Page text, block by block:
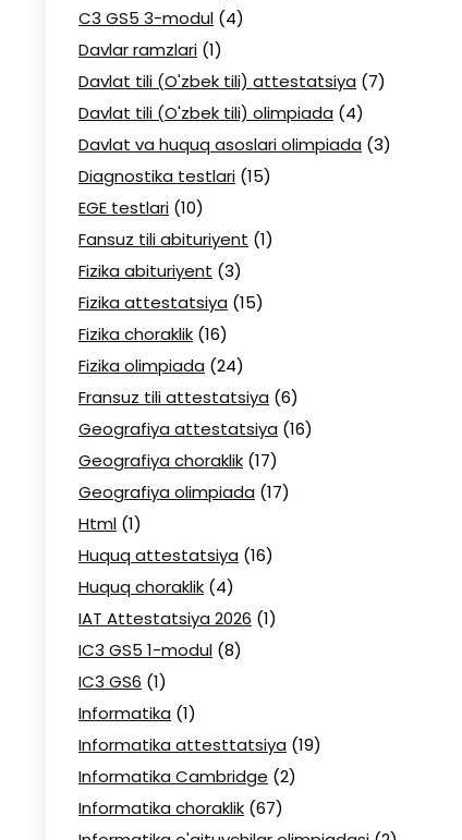
C3 GS5 3-modul (4)
Davlar ramzlari (1)
Davlat tili (O'zbek tili) attestatsiya (7)
Davlat tili (O'zbek tili) olimpiada (4)
Davlat va huquq asoslari olimpiada (3)
Diagnostika testlari (15)
EGE testlari (10)
Fansuz tili abituriyent (1)
Fizika abituriyent (3)
Fizika attestatsiya (15)
Fizika choraklik (16)
Fizika olimpiada (24)
Fransuz tili attestatsiya (6)
Geografiya attestatsiya (16)
Geografiya choraklik (17)
Geografiya olimpiada (17)
Html (1)
Huquq attestatsiya (16)
Huquq choraklik (4)
IAT Attestatsiya 2026 (1)
IC3 GS5 1-modul (8)
IC3 GS6 (1)
Informatika (1)
Informatika attesttatsiya (19)
Informatika Cambridge (2)
Informatika choraklik (67)